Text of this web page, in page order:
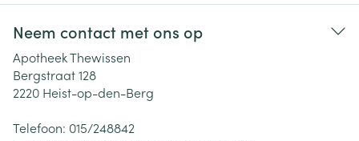
Neem contact met ons op
Apotheek Thewissen
Bergstraat 128
2220 Heist-op-den-Berg
Telefoon: 015/248842